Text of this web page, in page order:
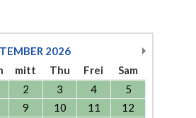
2026
mitt Thu Frei
Sam
2 3 4
5
9 10 11
12